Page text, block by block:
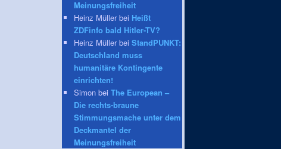
Meinungsfreiheit
Heinz Müller bei Heißt
ZDFinfo bald Hitler-TV?
Heinz Müller bei StandPUNKT:
Deutschland muss
humanitäre Kontingente
einrichten!
Simon bei The European –
Die rechts-braune
Stimmungsmache unter dem
Deckmantel der
Meinungsfreiheit